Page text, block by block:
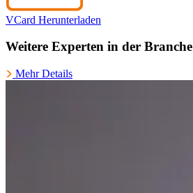
VCard Herunterladen
Weitere Experten in der Branche
Mehr Details